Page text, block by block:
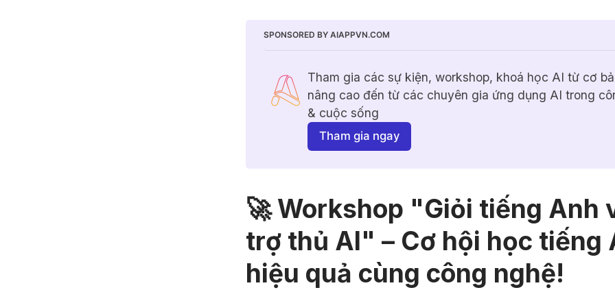
SPONSORED BY AIAPPVN.COM
Tham gia các sự kiện, workshop, khoá học AI từ cơ
nâng cao đến từ các chuyên gia ứng dụng AI trong
& cuộc sống
Tham gia ngay
🚀 Workshop "Giỏi tiếng Anh
trợ thủ AI" – Cơ hội học tiếng
hiệu quả cùng công nghệ!